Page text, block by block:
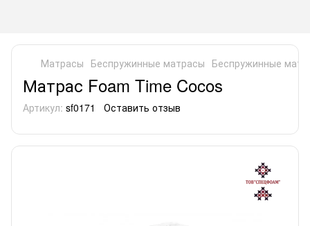
Матрасы Беспружинные матрасы Беспружинные
Матрас Foam Time Cocos
Артикул: sf0171 Оставить отзыв